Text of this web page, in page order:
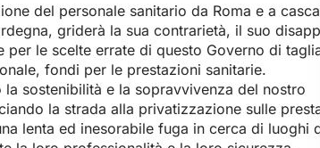
del personale sanitario da Roma e a
griderà la sua contrarietà, il suo
per le scelte errate di questo Governo di
fondi per le prestazioni sanitarie.
sostenibilità e la sopravvivenza del nostro
la strada alla privatizzazione sulle
lenta ed inesorabile fuga in cerca di luoghi